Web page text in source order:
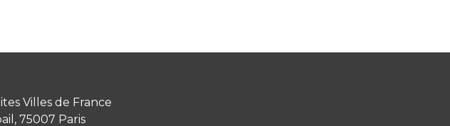
Villes de France
75007 Paris